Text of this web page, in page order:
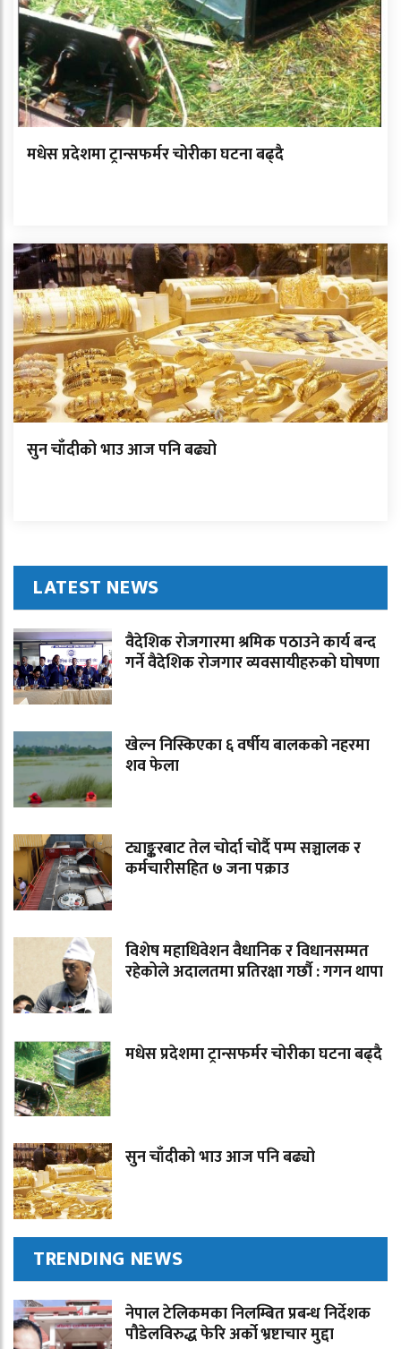
मधेस प्रदेशमा ट्रान्सफर्मर चोरीका घटना बढ्दै
सुन चाँदीको भाउ आज पनि बढ्यो
LATEST NEWS
वैदेशिक रोजगारमा श्रमिक पठाउने कार्य बन्द
गर्ने वैदेशिक रोजगार व्यवसायीहरुको घोषणा
खेल्न निस्किएका ६ वर्षीय बालकको नहरमा
शव फेला
ट्याङ्करबाट तेल चोर्दा चोर्दै पम्प सञ्चालक र
कर्मचारीसहित ७ जना पक्राउ
विशेष महाधिवेशन वैधानिक र विधानसम्मत
रहेकोले अदालतमा प्रतिरक्षा गर्छौ : गगन थापा
मधेस प्रदेशमा ट्रान्सफर्मर चोरीका घटना बढ्दै
सुन चाँदीको भाउ आज पनि बढ्यो
TRENDING NEWS
नेपाल टेलिकमका निलम्बित प्रबन्ध निर्देशक
पौडेलविरुद्ध फेरि अर्को भ्रष्टाचार मुद्दा